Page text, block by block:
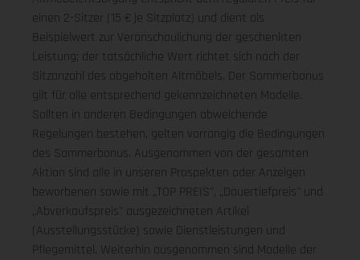
einen 2-Sitzer (15 € je Sitzplatz) und dient als
Beispielwert zur Veranschaulichung der geschenkten
Leistung; der tatsächliche Wert richtet sich nach der
Sitzanzahl des abgeholten Altmöbels. Der Sommerbonus
gilt für alle entsprechend gekennzeichneten Modelle.
Sollten in anderen Bedingungen abweichende
Regelungen bestehen, gelten vorrangig die Bedingungen
des Sommerbonus. Ausgenommen von der gesamten
Aktion sind alle in unseren Prospekten oder Anzeigen
beworbenen sowie mit „TOP PREIS", „Dauertiefpreis" und
„Abverkaufspreis" ausgezeichneten Artikel
(Ausstellungsstücke) sowie Dienstleistungen und
Pflegemittel. Weiterhin ausgenommen sind Modelle der